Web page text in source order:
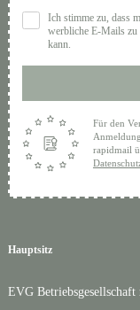
Hauptsitz
EVG Betriebsgesellschaft
Ich stimme zu, dass
werbliche E-Mails zu
kann.
Für den
rapidmail